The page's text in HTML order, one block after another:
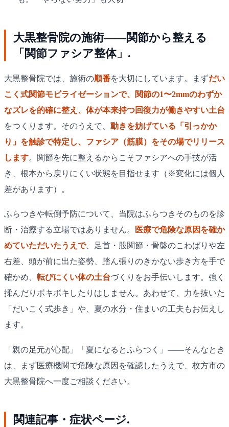
大黒整骨院の施術——関節から整える
「関節ファシア整体」.
大黒整骨院では、施術の順番を大切にしています。まずだい
こく式関節モビライゼーションで、関節の1〜2mmのわずか
なズレを的確に整え、体が本来持つ回復力が働きやすい土台
をつくります。そのうえで、 動きを妨げている「引っかか
り」を触診で特定し、ファシア（筋膜）をその場でリリース
します。関節を先に整えるからこそファシアへの手技が活
き、根本から戻りにくい状態を目指せます（※変化には個人
差があります）。
ふらつきや転倒予防について、当院はふらつきそのものを診
断・治療する立場ではありません。
医療で危険な原因を確か
めていただいたうえで、足首・股関節・骨盤のこわばりや左
右差、頭が前に出た姿勢、踏ん張りのきかない歩き方を手で
確かめ、 転びにくい体の土台づくりをお手伝いします。強く
揉んだりボキボキしたりはしません。あわせて、力を抜いた
「だいこく式歩き」や、夏の水分・住まいの工夫もお伝えし
ます。
「親の足元が心配」「夏になるとふらつく」——そんなとき
は、まず医療機関で危険な原因を確認したうえで、枚方市の
大黒整骨院へ一度ご相談ください。
関連記事・症状ページ.